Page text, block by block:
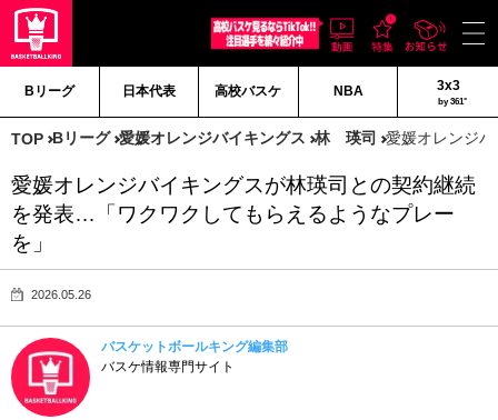
Bリーグ 日本代表 高校バスケ NBA 3x3
by 361°
TOP Bリーグ 愛媛オレンジバイキングス 林 瑛司 愛媛オレンジ
愛媛オレンジバイキングスが林瑛司との契約継続
を発表…「ワクワクしてもらえるようなプレー
を」
2026.05.26
バスケットボールキング編集部
バスケ情報専門サイト